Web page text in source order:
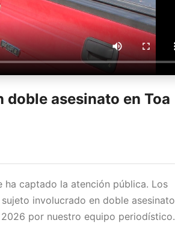
asesinato en Toa
ha captado la atención pública. Los
involucrado en doble asesinato
por nuestro equipo periodístico.